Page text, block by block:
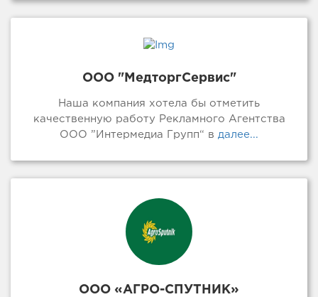
ООО "МедторгСервис"
Наша компания хотела бы отметить
качественную работу Рекламного Агентства
ООО ”Интермедиа Групп“ в далее...
ООО «АГРО-СПУТНИК»